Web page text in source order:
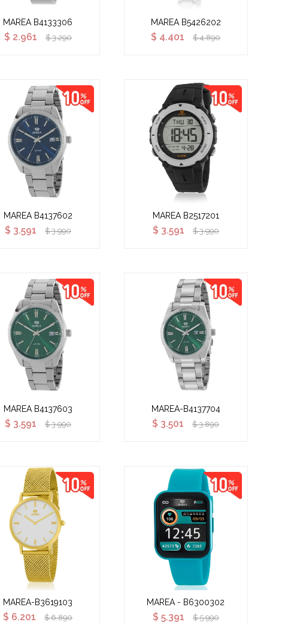
MAREA B4133306
$ 2.961 $ 3.290
MAREA B5426202
$ 4.401 $ 4.890
MAREA B4137602
$ 3.591 $ 3.990
MAREA B2517201
$ 3.591 $ 3.990
MAREA B4137603
$ 3.591 $ 3.990
MAREA-B4137704
$ 3.501 $ 3.890
MAREA-B3619103
$ 6.201 $ 6.890
MAREA - B6300302
$ 5.391 $ 5.990